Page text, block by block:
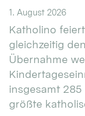
1. August 2026
Katholino
gleichzeitig
Übernahme
insgesamt
größte